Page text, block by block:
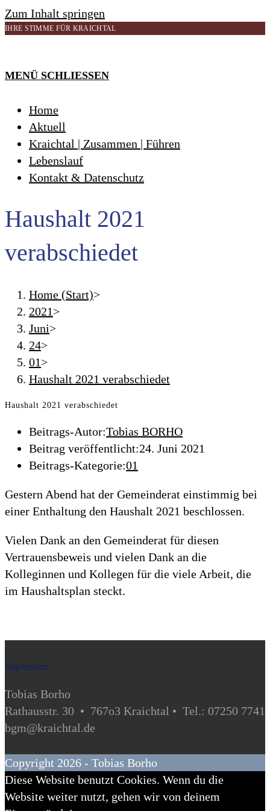
Zum Inhalt springen
IHRE STIMME FÜR KRAICHTAL
MENÜ SCHLIESSEN
Home
Aktuell
Kraichtal | Zusammen | Führen
Lebenslauf
Kontakt & Datenschutz
Haushalt 2021
verabschiedet
Home (Start)>
2021>
Juni>
24>
01>
Haushalt 2021 verabschiedet
Haushalt 2021 verabschiedet
Beitrags-Autor:Tobias BORHO
Beitrag veröffentlicht:24. Juni 2021
Beitrags-Kategorie:01
Gestern Abend hat der Gemeinderat einstimmig bei
einer Enthaltung den Haushalt 2021 beschlossen.
Vielen Dank an den Gemeinderat für diesen
Vertrauensbeweis und vielen Dank an die
Kolleginnen und Kollegen für die viele Arbeit, die
im Haushaltsplan steckt.
Impressum:
Tobias Borho
Rathausstr. 30 • 767o3 Kraichtal • Tel.: 07250 7741
bgm@kraichtal.de
Copyright 2026 - Tobias Borho
Diese Website benutzt Cookies. Wenn du die
Website weiter nutzt, gehen wir von deinem